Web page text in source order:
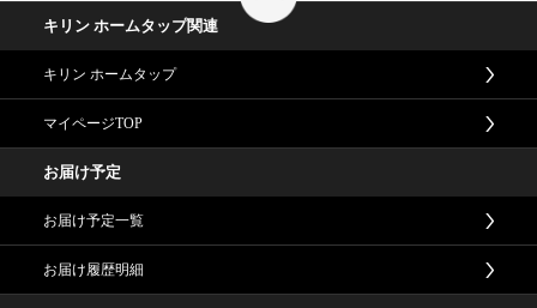
キリン ホームタップ関連
キリン ホームタップ
マイページTOP
お届け予定
お届け予定一覧
お届け履歴明細